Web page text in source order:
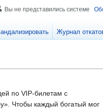
по VIP-билетам с
Чтобы каждый богатый мог
Вы не представились системе
Журнал